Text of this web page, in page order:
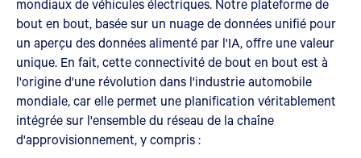
mondiaux de véhicules électriques. Notre plateforme de
bout en bout, basée sur un nuage de données unifié pour
un aperçu des données alimenté par l'IA, offre une valeur
unique. En fait, cette connectivité de bout en bout est à
l'origine d'une révolution dans l'industrie automobile
mondiale, car elle permet une planification véritablement
intégrée sur l'ensemble du réseau de la chaîne
d'approvisionnement, y compris :